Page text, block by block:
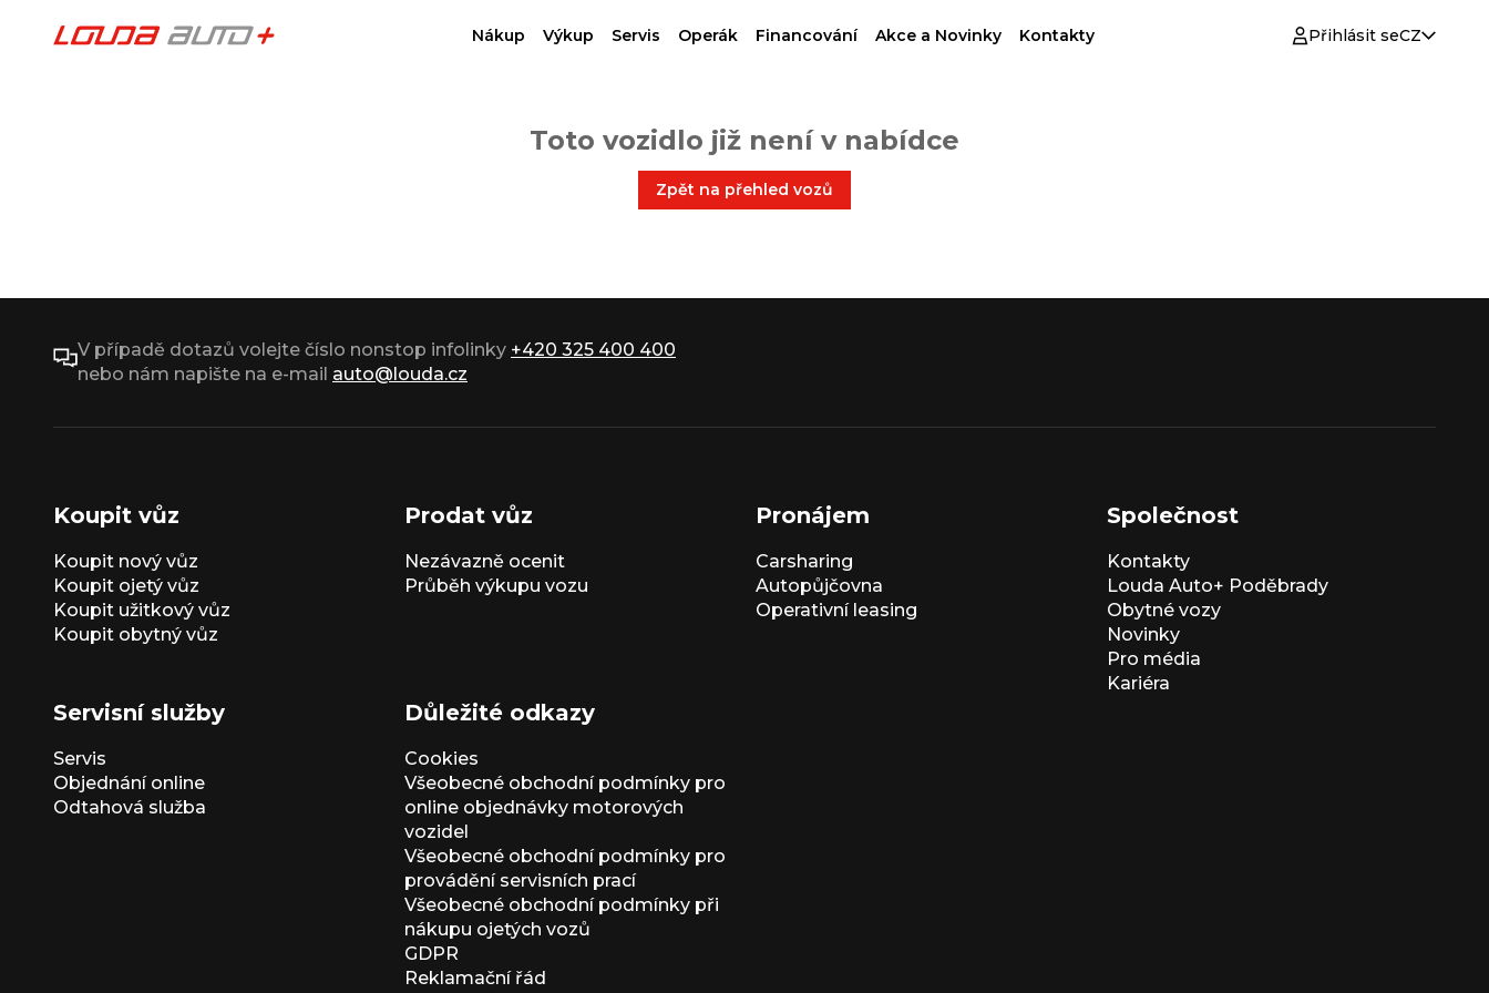
Nákup Výkup Servis Operák Financování Akce a Novinky Kontakty Přihlásit seCZ
Toto vozidlo již není v nabídce
Zpět na přehled vozů
V případě dotazů volejte číslo nonstop infolinky +420 325 400 400
nebo nám napište na e-mail auto@louda.cz
Koupit vůz
Koupit nový vůz
Koupit ojetý vůz
Koupit užitkový vůz
Koupit obytný vůz
Prodat vůz
Nezávazně ocenit
Průběh výkupu vozu
Pronájem
Carsharing
Autopůjčovna
Operativní leasing
Společnost
Kontakty
Louda Auto+ Poděbrady
Obytné vozy
Novinky
Pro média
Kariéra
Servisní služby
Servis
Objednání online
Odtahová služba
Důležité odkazy
Cookies
Všeobecné obchodní podmínky pro
online objednávky motorových
vozidel
Všeobecné obchodní podmínky pro
provádění servisních prací
Všeobecné obchodní podmínky při
nákupu ojetých vozů
GDPR
Reklamační řád